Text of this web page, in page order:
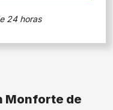
24 horas
Monforte de